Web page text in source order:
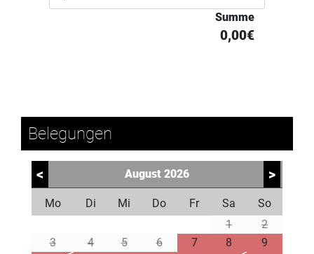
Summe
0,00€
Belegungen
< August 2026
Mo Di Mi Do Fr Sa
So
1
2
3
4 5 6 7 8
9
>